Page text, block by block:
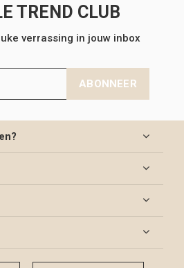
TREND CLUB
verrassing in jouw inbox
ABONNEER